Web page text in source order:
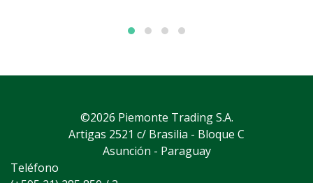
©2026 Piemonte Trading S.A.
Artigas 2521 c/ Brasilia - Bloque C
Asunción - Paraguay
Teléfono